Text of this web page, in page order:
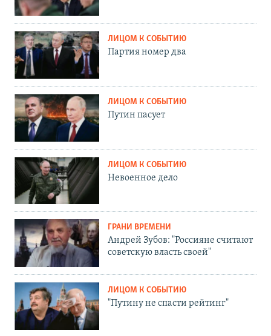
ЛИЦОМ К СОБЫТИЮ
Партия номер два
ЛИЦОМ К СОБЫТИЮ
Путин пасует
ЛИЦОМ К СОБЫТИЮ
Невоенное дело
ГРАНИ ВРЕМЕНИ
Андрей Зубов: "Россияне считают
советскую власть своей"
ЛИЦОМ К СОБЫТИЮ
"Путину не спасти рейтинг"